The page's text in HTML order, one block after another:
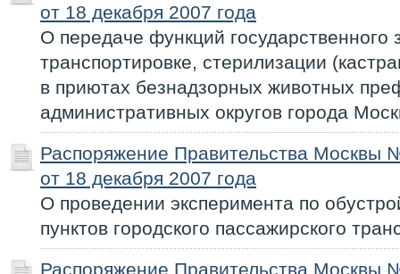
от 18 декабря 2007 года
О передаче функций государственного
транспортировке, стерилизации
в приютах безнадзорных животных
административных округов города
Распоряжение Правительства Москвы
от 18 декабря 2007 года
О проведении эксперимента по
пунктов городского пассажирского
Распоряжение Правительства Москвы